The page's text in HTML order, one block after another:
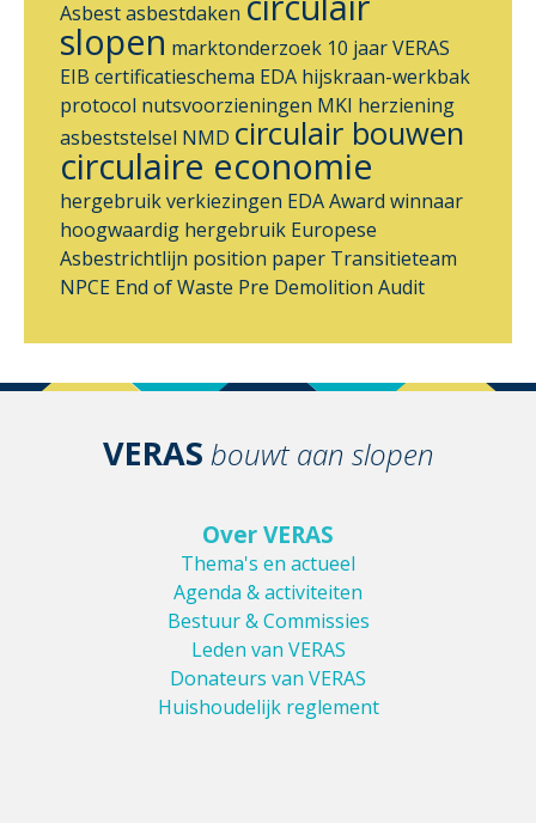
Asbestasbestdaken
slopen marktonderzoek 10 jaar VERAS
EIB certificatieschema EDA hijskraan-werkbak
protocol nutsvoorzieningen MKI herziening
asbeststelsel NMD circulair bouwen
circulaire economie
hergebruikverkiezingen EDA Award winnaar
hoogwaardig hergebruik Europese
Asbestrichtlijn position paper Transitieteam
NPCE End of Waste Pre Demolition Audit
VERAS bouwt aan slopen
Over VERAS
Thema's en actueel
Agenda & activiteiten
Bestuur & Commissies
Leden van VERAS
Donateurs van VERAS
Huishoudelijk reglement